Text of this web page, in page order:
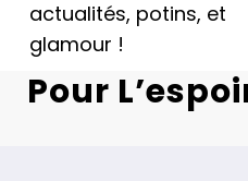
actualités, potins, et
glamour !
Cindy Van
Sa Tumeur
Pour